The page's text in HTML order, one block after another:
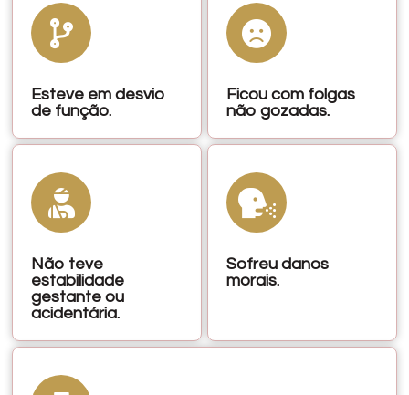
Esteve em desvio
de função.
Ficou com folgas
não gozadas.
Não teve
estabilidade
gestante ou
acidentária.
Sofreu danos
morais.